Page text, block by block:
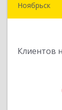
Ноябрьск
Клиентов